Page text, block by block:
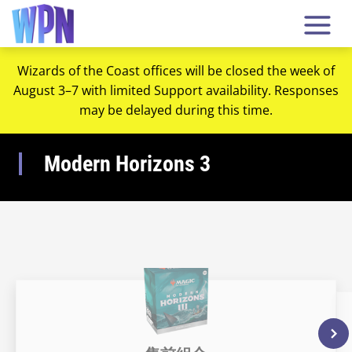
Wizards of the Coast offices will be closed the week of
August 3–7 with limited Support availability. Responses
may be delayed during this time.
Modern Horizons 3